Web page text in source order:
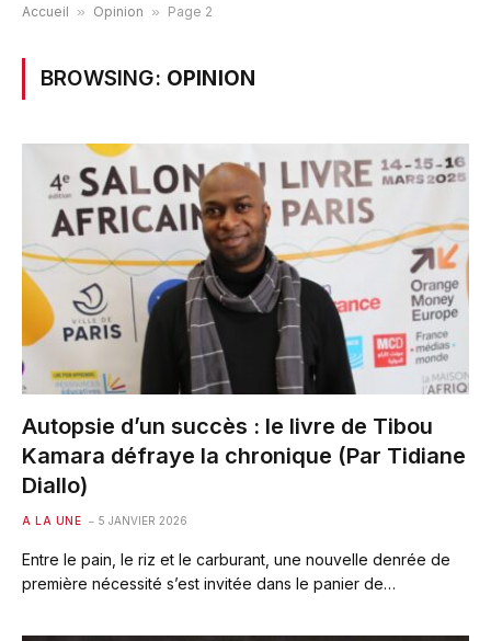
Accueil » Opinion » Page 2
BROWSING: OPINION
Autopsie d’un succès : le livre de Tibou
Kamara défraye la chronique (Par Tidiane
Diallo)
A LA UNE 5 JANVIER 2026
Entre le pain, le riz et le carburant, une nouvelle denrée de
première nécessité s’est invitée dans le panier de…